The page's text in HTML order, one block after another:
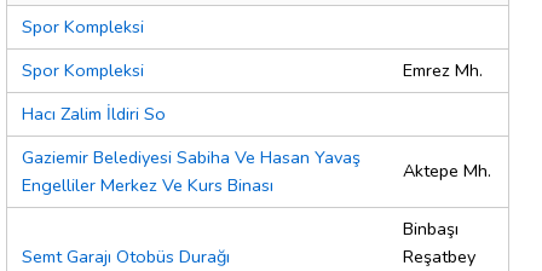
Spor Kompleksi
Spor Kompleksi
Emrez Mh.
Hacı Zalim İldiri So
Gaziemir Belediyesi Sabiha Ve Hasan Yavaş
Engelliler Merkez Ve Kurs Binası
Aktepe Mh.
Semt Garajı Otobüs Durağı
Binbaşı
Reşatbey